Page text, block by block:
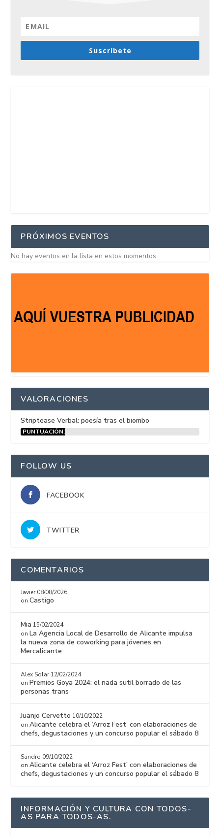
Suscríbete
PRÓXIMOS EVENTOS
No hay eventos en la lista en estos momentos
VALORACIONES
Striptease Verbal: poesía tras el biombo
PUNTUACIÓN:
FOLLOW US
FACEBOOK
TWITTER
COMENTARIOS
Javier 08/08/2026
onCastigo
Mia 15/02/2024
onLa Agencia Local de Desarrollo de Alicante impulsa
la nueva zona de coworking para jóvenes en
Mercalicante
Alex Solar 12/02/2024
onPremios Goya 2024: el nada sutil borrado de las
personas trans
Juanjo Cervetto 10/10/2022
onAlicante celebra el ‘Arroz Fest’ con elaboraciones de
chefs, degustaciones y un concurso popular el sábado 8
Sandro 09/10/2022
onAlicante celebra el ‘Arroz Fest’ con elaboraciones de
chefs, degustaciones y un concurso popular el sábado 8
INFORMACIÓN Y CULTURA CON TODOS-
AS PARA TODOS-AS.